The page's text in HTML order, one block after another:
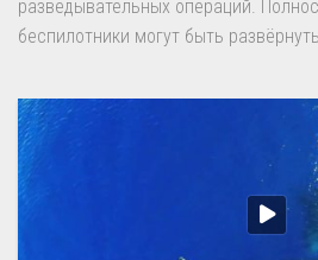
разведывательных операций.
беспилотники могут быть